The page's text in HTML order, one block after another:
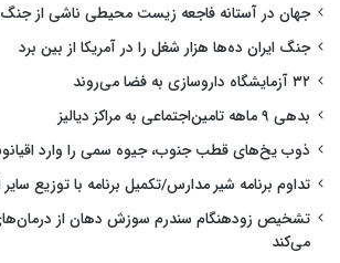
جهان در آستانه فاجعه زیست محیطی ناشی از
جنگ ایران ده‌ها هزار شغل را در آمریکا از بین برد
۳۲ آزمایشگاه داروسازی به فضا می‌روند
بدهی ۹ ماهه تامین‌اجتماعی به مراکز دیالیز
ذوب یخ‌های قطب جنوب، جیوه سمی را وارد
تداوم برنامه شیر مدارس/تکمیل برنامه با توزیع سایر
تشخیص زودهنگام سندرم سوزش دهان از
می‌کند